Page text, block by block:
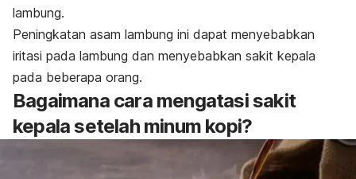
lambung.
Peningkatan asam lambung ini dapat menyebabkan
iritasi pada lambung dan menyebabkan sakit kepala
pada beberapa orang.
Bagaimana cara mengatasi sakit
kepala setelah minum kopi?